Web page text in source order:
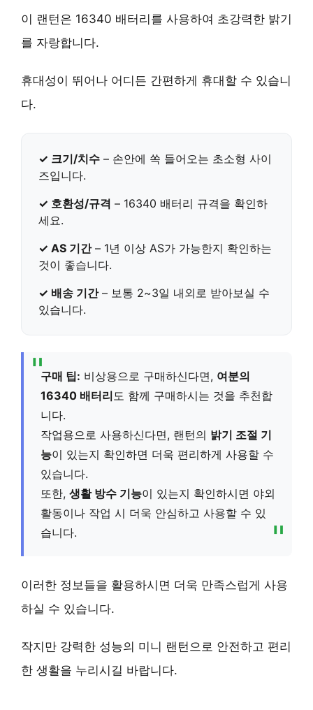
이 랜턴은 16340 배터리를 사용하여 초강력한 밝기
를 자랑합니다.
휴대성이 뛰어나 어디든 간편하게 휴대할 수 있습니
다.
✓ 크기/치수 – 손안에 쏙 들어오는 초소형 사이
즈입니다.
✓ 호환성/규격 – 16340 배터리 규격을 확인하
세요.
✓ AS 기간– 1년 이상 AS가 가능한지 확인하는
것이 좋습니다.
✓ 배송 기간– 보통 2~3일 내외로 받아보실 수
있습니다.
구매 팁: 비상용으로 구매하신다면, 여분의
16340 배터리 도 함께 구매하시는 것을 추천합
니다.
작업용으로 사용하신다면, 랜턴의 밝기 조절 기
능이 있는지 확인하면 더욱 편리하게 사용할 수
있습니다.
또한, 생활 방수 기능이 있는지 확인하시면 야외
활동이나 작업 시 더욱 안심하고 사용할 수 있
습니다.
이러한 정보들을 활용하시면 더욱 만족스럽게 사용
하실 수 있습니다.
작지만 강력한 성능의 미니 랜턴으로 안전하고 편리
한 생활을 누리시길 바랍니다.